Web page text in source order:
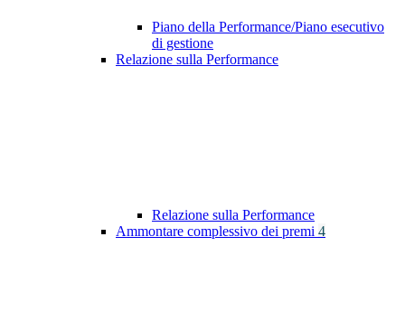
Piano della Performance/Piano esecutivo
di gestione
Relazione sulla Performance
Relazione sulla Performance
Ammontare complessivo dei premi 4